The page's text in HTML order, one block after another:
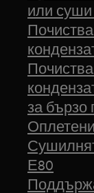
или
за бързо
Е80